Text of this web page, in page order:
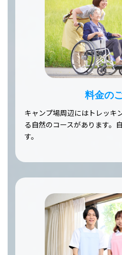
料金の
キャンプ場周辺にはトレッキ
る自然のコースがあります。
す。